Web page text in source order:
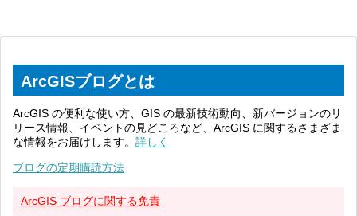
ArcGISブログとは
ArcGIS の便利な使い方、GIS の最新技術動向、新バージョンのリ
リース情報、イベントの見どころなど、ArcGIS に関するさまざま
な情報をお届けします。 詳しく
ブログの定期購読方法
ArcGIS ブログに関する免責